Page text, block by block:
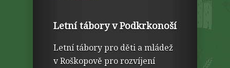
Letní tábory v Podkrkonoší
Letní tábory pro děti a mládež
v Roškopově pro rozvíjení